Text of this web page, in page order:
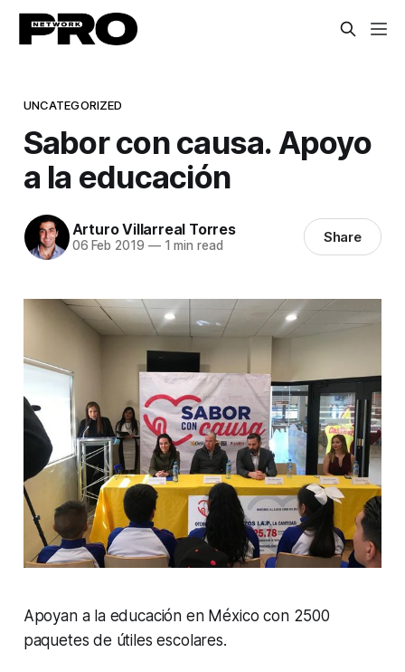
UNCATEGORIZED
Sabor con causa. Apoyo
a la educación
Arturo Villarreal Torres
06 Feb 2019 —1 min read Share
Apoyan a la educación en México con 2500
paquetes de útiles escolares.